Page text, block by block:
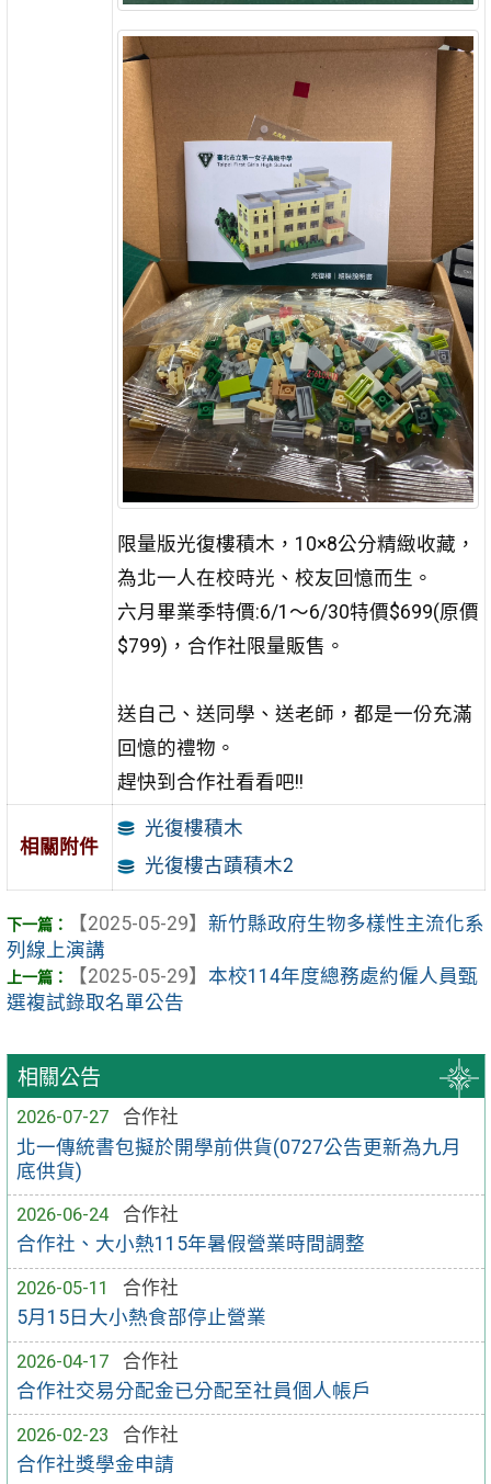
相關公告
2026-07-27
合作社
北一傳統書包擬於開學前供貨(0727公告更新為九月
底供貨)
2026-06-24
合作社
合作社、大小熱115年暑假營業時間調整
2026-05-11
合作社
5月15日大小熱食部停止營業
2026-04-17
合作社
合作社交易分配金已分配至社員個人帳戶
2026-02-23
合作社
合作社獎學金申請
限量版光復樓積木，10×8公分精緻收藏，
為北一人在校時光、校友回憶而生。
六月畢業季特價:6/1～6/30特價$699(原價
$799)，合作社限量販售。
送自己、送同學、送老師，都是一份充滿
回憶的禮物。
趕快到合作社看看吧!!
相關附件
光復樓積木
光復樓古蹟積木2
【2025-05-29】 新竹縣政府生物多樣性主流化系
列線上演講
【2025-05-29】 本校114年度總務處約僱人員甄
選複試錄取名單公告